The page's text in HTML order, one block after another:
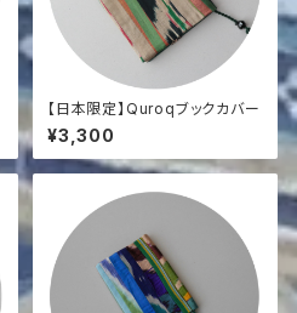
【日本限定】Quroqブックカバー
¥3,300